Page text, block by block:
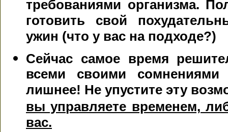
требованиями организма.
готовить свой
ужин (что у вас на подходе?)
Сейчас самое время
всеми своими сомнениями
лишнее! Не упустите эту
вы управляете временем,
вас.